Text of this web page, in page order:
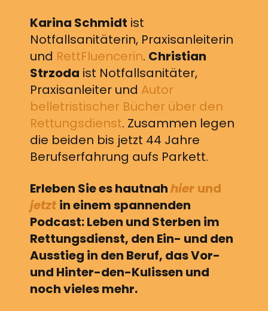
Karina Schmidt ist
Notfallsanitäterin, Praxisanleiterin
und RettFluencerin. Christian
Strzoda ist Notfallsanitäter,
Praxisanleiter und Autor
belletristischer Bücher über den
Rettungsdienst. Zusammen legen
die beiden bis jetzt 44 Jahre
Berufserfahrung aufs Parkett.
Erleben Sie es hautnahhier und
jetzt in einem spannenden
Podcast: Leben und Sterben im
Rettungsdienst, den Ein- und den
Ausstieg in den Beruf, das Vor-
und Hinter-den-Kulissen und
noch vieles mehr.